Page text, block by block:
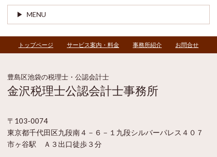
MENU
トップページ サービス案内・料金 事務所紹介 お問合せ
豊島区池袋の税理士・公認会計士
金沢税理士公認会計士事務所
〒103-0074
東京都千代田区九段南４－６－１九段シルバーパレス４０７
市ヶ谷駅 Ａ３出口徒歩３分